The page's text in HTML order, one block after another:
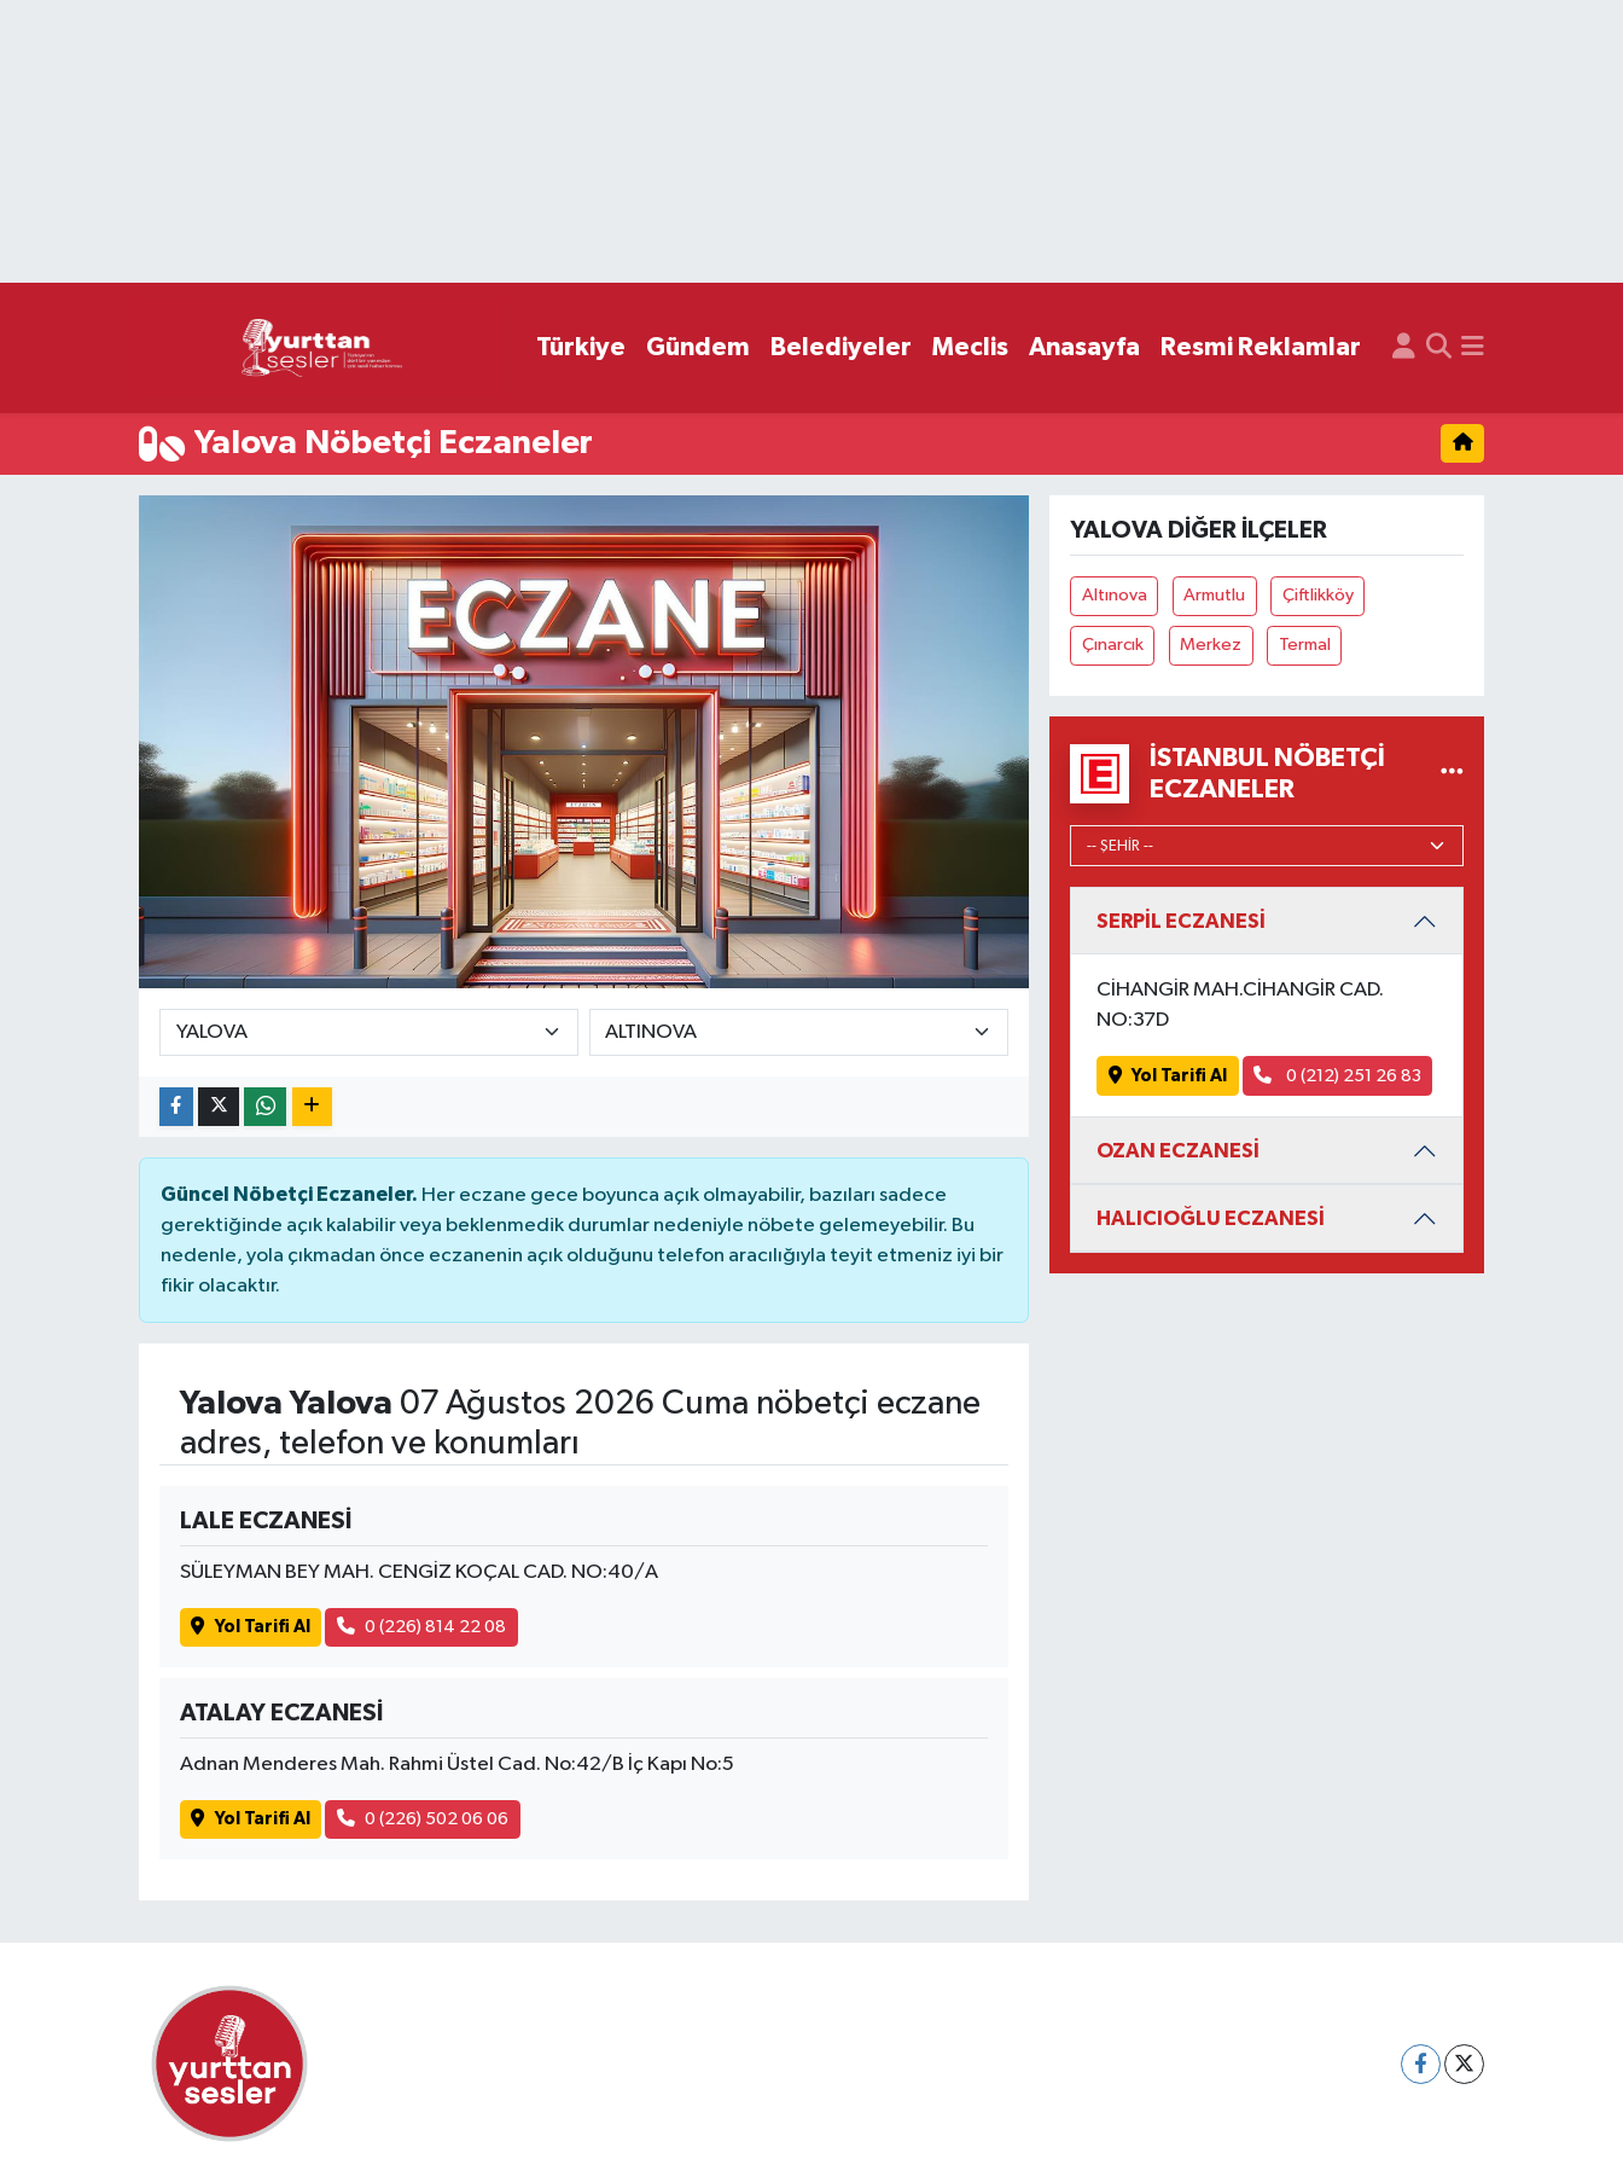
Türkiye Gündem Belediyeler Meclis Anasayfa Resmi Reklamlar
Yalova Nöbetçi Eczaneler
Güncel Nöbetçi Eczaneler. Her eczane gece boyunca açık olmayabilir, bazıları sadece
gerektiğinde açık kalabilir veya beklenmedik durumlar nedeniyle nöbete gelemeyebilir. Bu
nedenle, yola çıkmadan önce eczanenin açık olduğunu telefon aracılığıyla teyit etmeniz iyi bir
fikir olacaktır.
Yalova Yalova 07 Ağustos 2026 Cuma nöbetçi eczane
adres, telefon ve konumları
LALE ECZANESİ
SÜLEYMAN BEY MAH. CENGİZ KOÇAL CAD. NO:40/A
Yol Tarifi Al 0 (226) 814 22 08
ATALAY ECZANESİ
Adnan Menderes Mah. Rahmi Üstel Cad. No:42/B İç Kapı No:5
Yol Tarifi Al 0 (226) 502 06 06
YALOVA DIĞER İLÇELER
Altınova Armutlu Çiftlikköy
Çınarcık Merkez Termal
İSTANBUL NÖBETÇI
ECZANELER
SERPİL ECZANESİ
CİHANGİR MAH.CİHANGİR CAD.
NO:37D
Yol Tarifi Al 0 (212) 251 26 83
OZAN ECZANESİ
HALICIOĞLU ECZANESİ
Süper Lig Puan Durumu ve Fikstür
Son Dakika Haberleri